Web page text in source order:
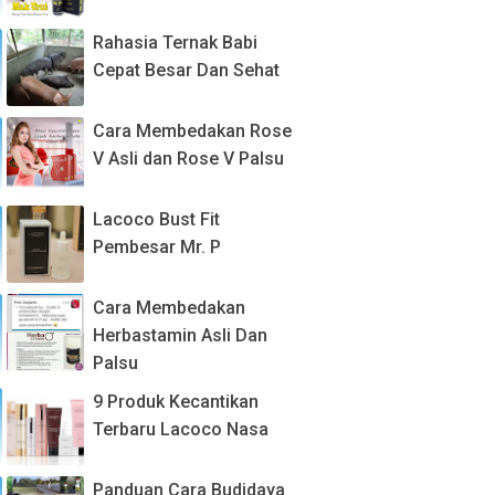
Rahasia Ternak Babi
Cepat Besar Dan Sehat
Cara Membedakan Rose
V Asli dan Rose V Palsu
Lacoco Bust Fit
Pembesar Mr. P
Cara Membedakan
Herbastamin Asli Dan
Palsu
9 Produk Kecantikan
Terbaru Lacoco Nasa
Panduan Cara Budidaya